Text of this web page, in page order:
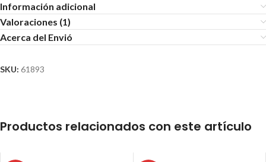
Información adicional
Valoraciones (1)
Acerca del Envió
SKU: 61893
Productos relacionados con este artículo